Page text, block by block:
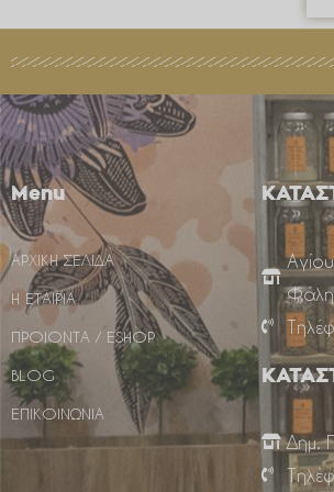
Menu
ΑΡΧΙΚΗ ΣΕΛΙΔΑ
Η ΕΤΑΙΡΙΑ
ΠΡΟΙΟΝΤΑ / ESHOP
BLOG
ΕΠΙΚΟΙΝΩΝΙΑ
Δημ.